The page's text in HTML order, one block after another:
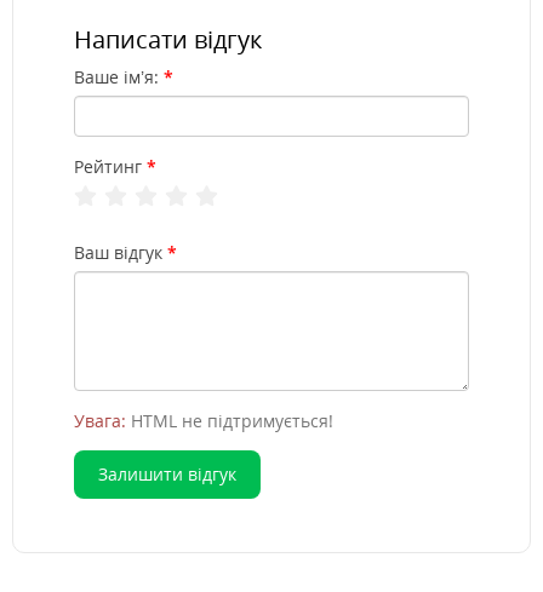
Написати відгук
Ваше ім’я:
Рейтинг
Ваш відгук
Увага: HTML не підтримується!
Залишити відгук